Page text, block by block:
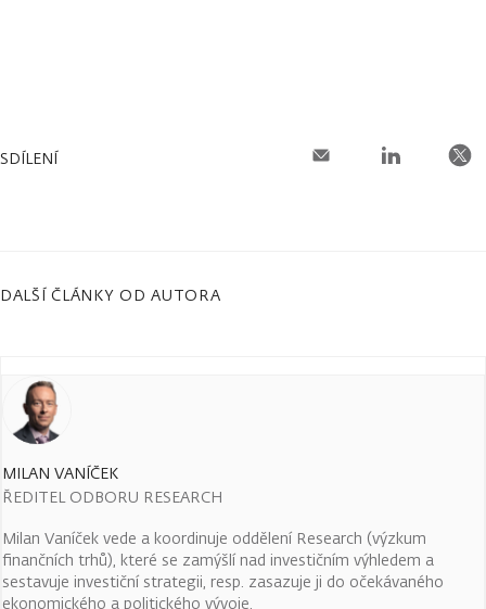
SDÍLENÍ
DALŠÍ ČLÁNKY OD AUTORA
MILAN VANÍČEK
ŘEDITEL ODBORU RESEARCH
Milan Vaníček vede a koordinuje oddělení Research (výzkum
finančních trhů), které se zamýšlí nad investičním výhledem a
sestavuje investiční strategii, resp. zasazuje ji do očekávaného
ekonomického a politického vývoje.